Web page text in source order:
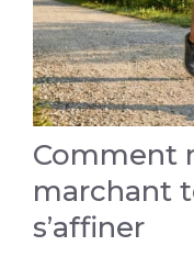
Comment
marchant
s’affiner